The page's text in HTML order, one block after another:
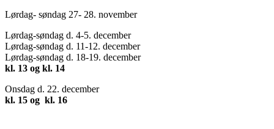
Lørdag- søndag 27- 28. november
Lørdag-søndag d. 4-5. december
Lørdag-søndag d. 11-12. december
Lørdag-søndag d. 18-19. december
kl. 13 og kl. 14
Onsdag d. 22. december
kl. 15 og kl. 16